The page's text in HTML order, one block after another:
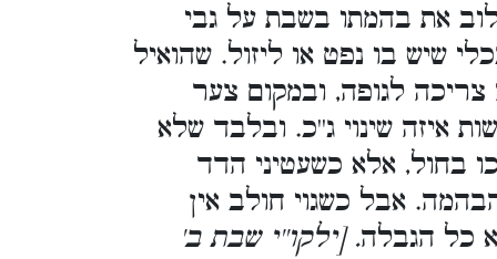
את בהמתו בשבת על גבי
שיש בו נפט או ליזול. שהואיל
לגופה, ובמקום צער
איזה שינוי ג''כ. ובלבד שלא
בחול, אלא כשעטיני הדד
אבל כשגוי חולב אין
כל הגבלה. [ילקו''י שבת ב'